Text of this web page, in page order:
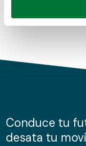
Obtenga más
de cookies.
información sobre el
nuestros partners de
Conduce tu
desata tu